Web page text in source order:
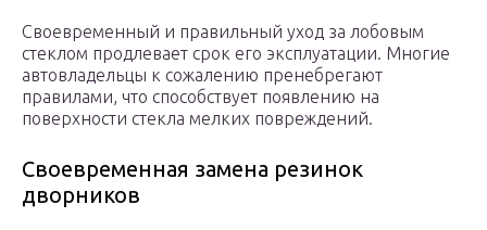
Своевременный и правильный уход за лобовым
стеклом продлевает срок его эксплуатации. Многие
автовладельцы к сожалению пренебрегают
правилами, что способствует появлению на
поверхности стекла мелких повреждений.
Своевременная замена резинок
дворников